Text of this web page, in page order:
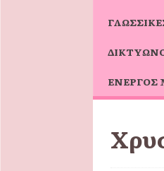
ΕΝΕΡΓΌΣ